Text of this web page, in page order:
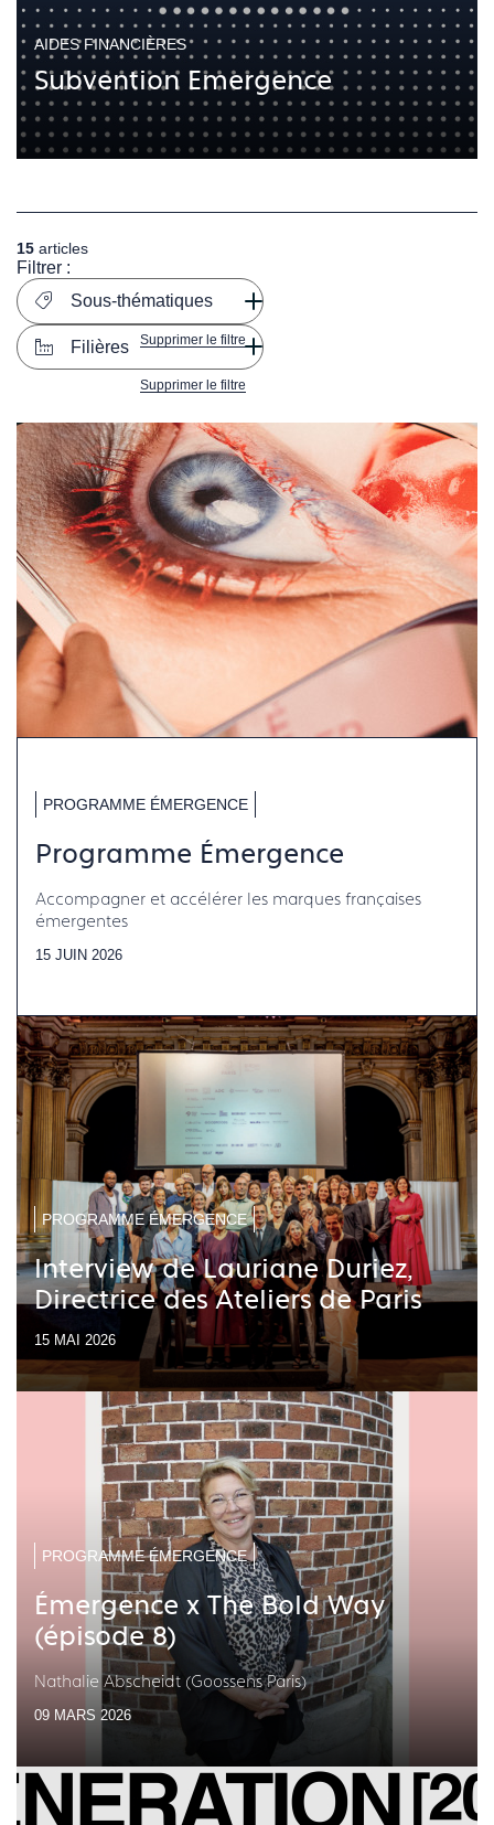
AIDES FINANCIÈRES
Subvention Emergence
15 articles
Filtrer :
Sous-thématiques
Supprimer le filtre
Filières
Supprimer le filtre
PROGRAMME ÉMERGENCE
Programme Émergence
Accompagner et accélérer les marques françaises
émergentes
15 JUIN 2026
PROGRAMME ÉMERGENCE
Interview de Lauriane Duriez,
Directrice des Ateliers de Paris
15 MAI 2026
PROGRAMME ÉMERGENCE
Émergence x The Bold Way
(épisode 8)
Nathalie Abscheidt (Goossens Paris)
09 MARS 2026